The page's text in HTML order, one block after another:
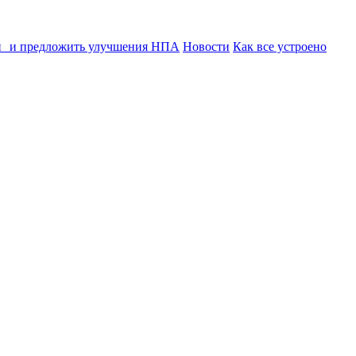
и предложить улучшения НПА Новости Как все устроено